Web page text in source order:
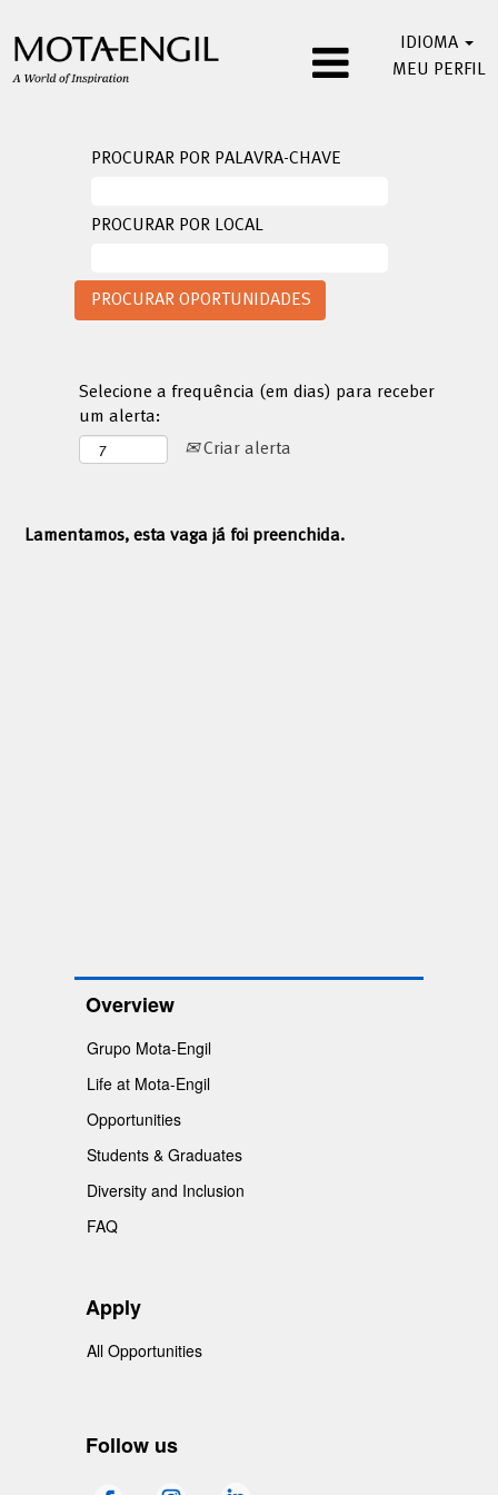
IDIOMA
MEU PERFIL
PROCURAR POR PALAVRA-CHAVE
PROCURAR POR LOCAL
Selecione a frequência (em dias) para receber
um alerta:
Criar alerta
Lamentamos, esta vaga já foi preenchida.
Overview
Grupo Mota-Engil
Life at Mota-Engil
Opportunities
Students & Graduates
Diversity and Inclusion
FAQ
Apply
All Opportunities
Follow us